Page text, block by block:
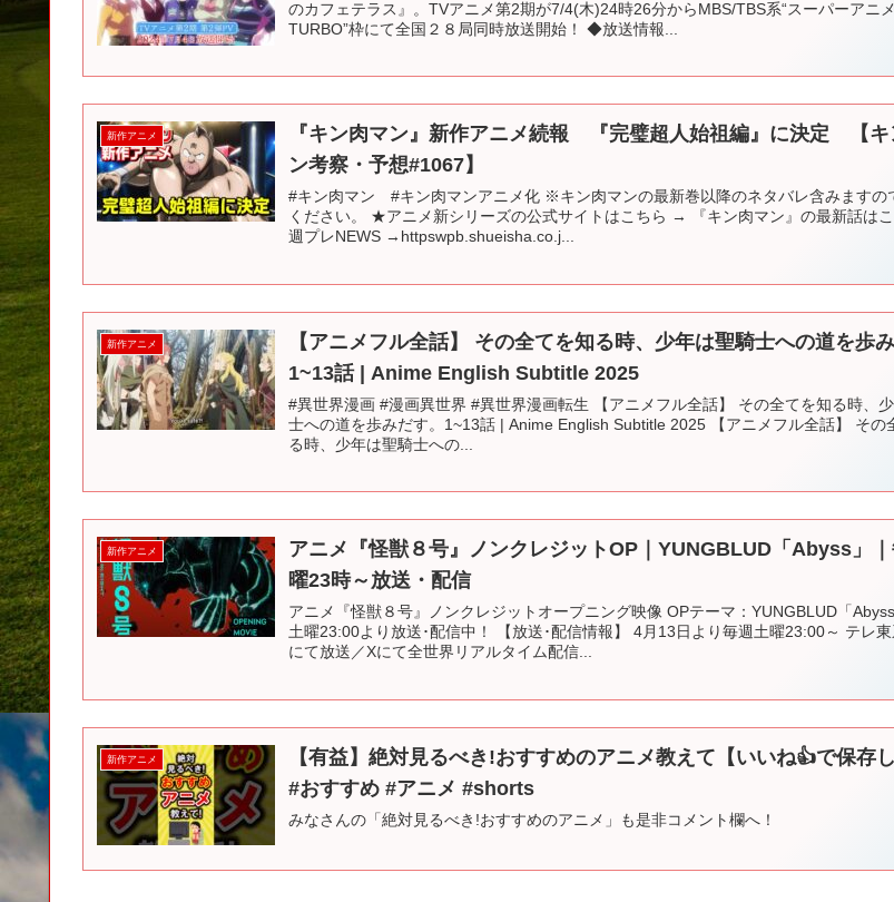
のカフェテラス』。TVアニメ第2期が7/4(木)24時26分からMBS/TBS系“スーパーアニ
TURBO”枠にて全国２８局同時放送開始！ ◆放送情報...
新作アニメ
『キン肉マン』新作アニメ続報 『完璧超人始祖編』に決定 【キ
ン考察・予想#1067】
#キン肉マン #キン肉マンアニメ化 ※キン肉マンの最新巻以降のネタバレ含みますの
ください。 ★アニメ新シリーズの公式サイトはこちら → 『キン肉マン』の最新話は
週プレNEWS →httpswpb.shueisha.co.j...
新作アニメ
【アニメフル全話】 その全てを知る時、少年は聖騎士への道を歩み
1~13話 | Anime English Subtitle 2025
#異世界漫画 #漫画異世界 #異世界漫画転生 【アニメフル全話】 その全てを知る時、
士への道を歩みだす。1~13話 | Anime English Subtitle 2025 【アニメフル全話】 その
る時、少年は聖騎士への...
新作アニメ
アニメ『怪獣８号』ノンクレジットOP｜YUNGBLUD「Abyss」
曜23時～放送・配信
アニメ『怪獣８号』ノンクレジットオープニング映像 OPテーマ：YUNGBLUD「
土曜23:00より放送･配信中！ 【放送･配信情報】 4月13日より毎週土曜23:00～ テレ
にて放送／Xにて全世界リアルタイム配信...
新作アニメ
【有益】絶対見るべき!おすすめのアニメ教えて【いいね👍で保存し
#おすすめ #アニメ #shorts
みなさんの「絶対見るべき!おすすめのアニメ」も是非コメント欄へ！